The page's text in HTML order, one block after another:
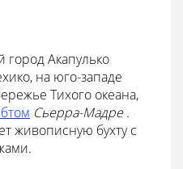
город Акапулько
на юго-западе
Тихого океана,
Сьерра-Мадре.
живописную бухту с